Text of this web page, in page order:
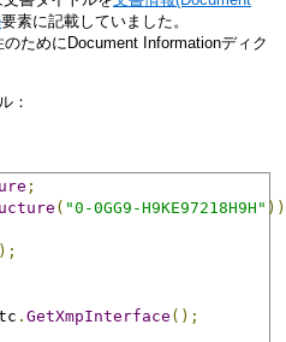
要素に記載していました。
ためにDocument Informationディク
：
;
( "0-0GG9-H9KE97218H9H" ))
);
. GetXmpInterface ();